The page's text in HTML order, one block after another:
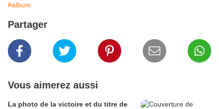
#album
Partager
Vous aimerez aussi
La photo de la victoire et du titre de